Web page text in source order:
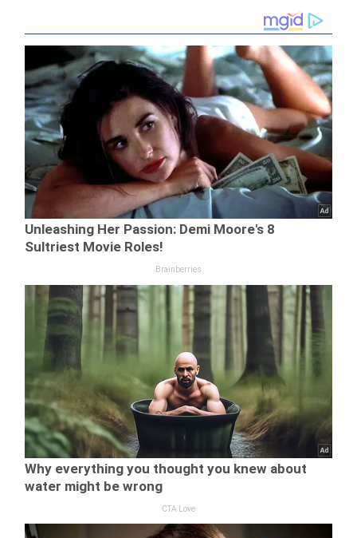
de RPR. “Noi
succese în
muncă”